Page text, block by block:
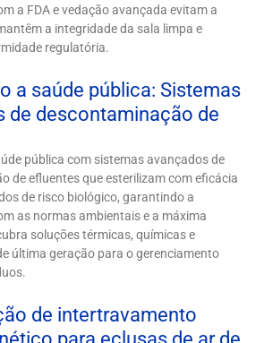
a FDA e vedação avançada evitam a
a integridade da sala limpa e
regulatória.
a saúde pública: Sistemas
de descontaminação de
pública com sistemas avançados de
de efluentes que esterilizam com eficácia
de risco biológico, garantindo a
as normas ambientais e a máxima
soluções térmicas, químicas e
última geração para o gerenciamento
de intertravamento